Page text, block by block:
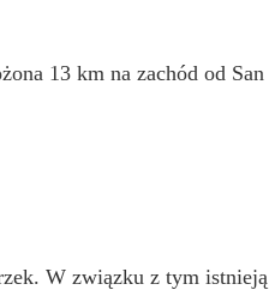
13 km na zachód od San
W związku z tym istnieją